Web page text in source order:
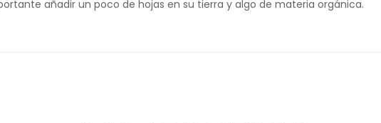
añadir un poco de hojas en su tierra y algo de materia orgánica.